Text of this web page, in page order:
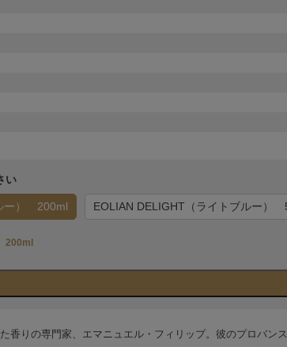
い
ー） 200ml EOLIAN DELIGHT（ライトブルー）
200ml
香りの専門家、エマニュエル・フィリップ。彼のプロバ